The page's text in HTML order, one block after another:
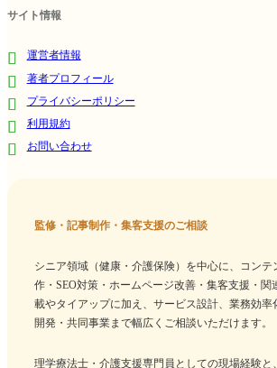
サイト情報
運営者情報
著者プロフィール
プライバシーポリシー
利用規約
お問い合わせ
監修・記事制作・集客支援のご相談
シニア領域（健康・介護保険）を中心に、コンテ
作・SEO対策・ホームページ改善・集客支援・関
載やタイアップに加え、サービス設計、業務効率
開発・共同事業まで幅広くご相談いただけます。
理学療法士・介護支援専門員としての現場経験と